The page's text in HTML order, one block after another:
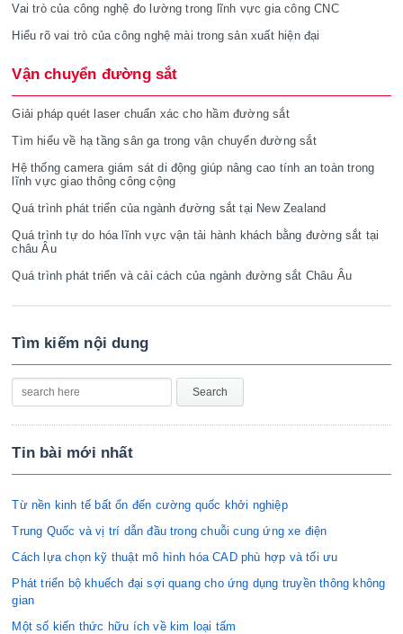
Vai trò của công nghệ đo lường trong lĩnh vực gia công CNC
Hiểu rõ vai trò của công nghệ mài trong sản xuất hiện đại
Vận chuyển đường sắt
Giải pháp quét laser chuẩn xác cho hầm đường sắt
Tìm hiểu về hạ tầng sân ga trong vận chuyển đường sắt
Hệ thống camera giám sát di động giúp nâng cao tính an toàn trong
lĩnh vực giao thông công cộng
Quá trình phát triển của ngành đường sắt tại New Zealand
Quá trình tự do hóa lĩnh vực vận tải hành khách bằng đường sắt tại
châu Âu
Quá trình phát triển và cải cách của ngành đường sắt Châu Âu
Tìm kiếm nội dung
Tin bài mới nhất
Từ nền kinh tế bất ổn đến cường quốc khởi nghiệp
Trung Quốc và vị trí dẫn đầu trong chuỗi cung ứng xe điện
Cách lựa chọn kỹ thuật mô hình hóa CAD phù hợp và tối ưu
Phát triển bộ khuếch đại sợi quang cho ứng dụng truyền thông không
gian
Một số kiến thức hữu ích về kim loại tấm